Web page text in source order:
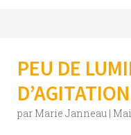
PEU DE
D’AGITATION
par Marie Janneau | Mai